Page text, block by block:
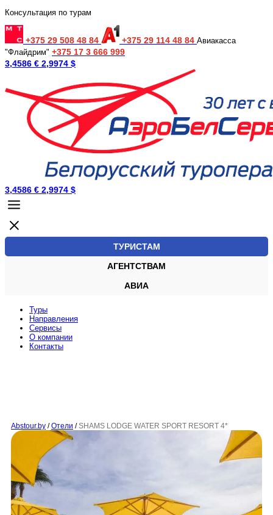
Консультация по турам
+375 29 508 48 84 +375 29 114 48 84 Авиакасса
"Флайдрим" +375 17 3 666 999
3,4586 € 2,9974 $
3,4586 € 2,9974 $
ТУРИСТАМ
АГЕНТСТВАМ
АВИА
Туры
Направления
Сервисы
O компании
Контакты
Abstour.by / Отели / SHAMS LODGE WATER SPORT RESORT 4*